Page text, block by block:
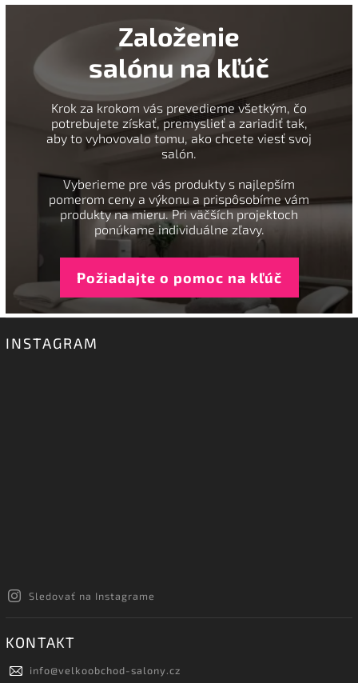
Založenie
salónu na kľúč
Krok za krokom vás prevedieme všetkým, čo
potrebujete získať, premyslieť a zariadiť tak,
aby to vyhovovalo tomu, ako chcete viesť svoj
salón.
Vyberieme pre vás produkty s najlepším
pomerom ceny a výkonu a prispôsobíme vám
produkty na mieru. Pri väčších projektoch
ponúkame individuálne zľavy.
Požiadajte o pomoc na kľúč
INSTAGRAM
Sledovať na Instagrame
KONTAKT
info@velkoobchod-salony.cz